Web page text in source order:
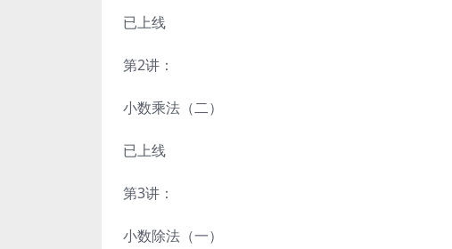
已上线
第2讲：
小数乘法（二）
已上线
第3讲：
小数除法（一）